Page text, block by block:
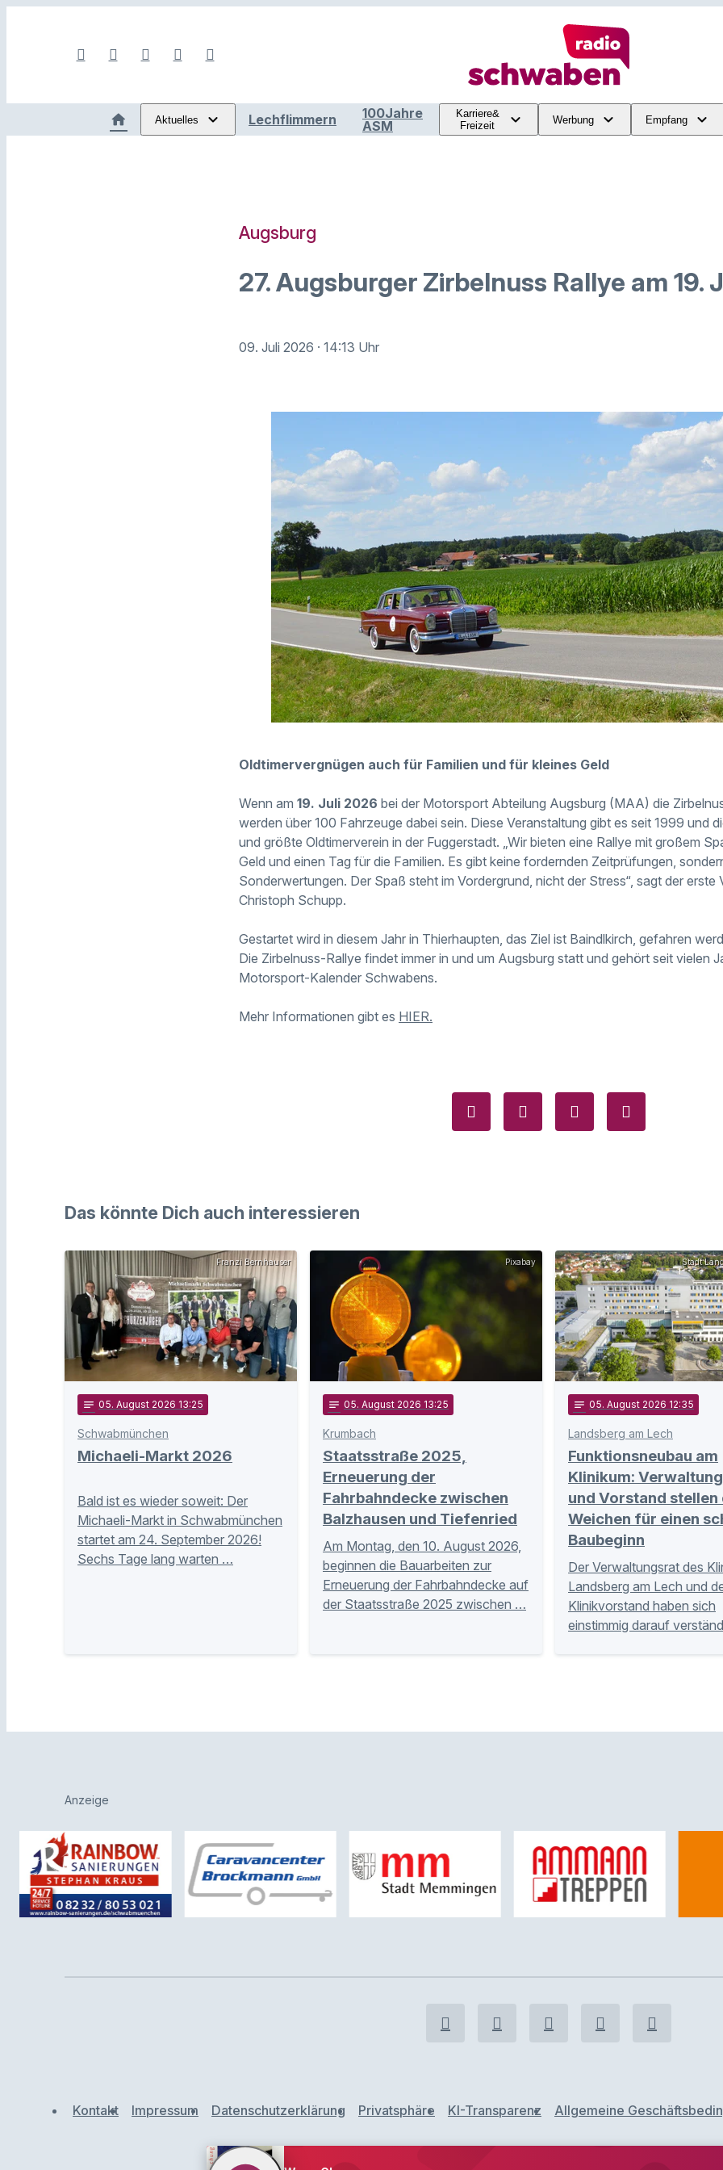
Aktuelles Lechflimmern
100Jahre
ASM
Karriere&
Freizeit
Werbung Empfang
Augsburg
27. Augsburger Zirbelnuss Rallye am 19.
09. Juli 2026 · 14:13 Uhr
Oldtimervergnügen auch für Familien und für kleines Geld
Wenn am 19. Juli 2026 bei der Motorsport Abteilung Augsburg (MAA) die
werden über 100 Fahrzeuge dabei sein. Diese Veranstaltung gibt es seit 1999 und
und größte Oldtimerverein in der Fuggerstadt. „Wir bieten eine Rallye mit großem
Geld und einen Tag für die Familien. Es gibt keine fordernden Zeitprüfungen,
Sonderwertungen. Der Spaß steht im Vordergrund, nicht der Stress“, sagt der erste
Christoph Schupp.
Gestartet wird in diesem Jahr in Thierhaupten, das Ziel ist Baindlkirch, gefahren
Die Zirbelnuss-Rallye findet immer in und um Augsburg statt und gehört seit vielen
Motorsport-Kalender Schwabens.
Mehr Informationen gibt es HIER.
Das könnte Dich auch interessieren
Franzi Bernhauser
notes 05. August 2026 13:25
Schwabmünchen
Michaeli-Markt 2026
Bald ist es wieder soweit: Der
Michaeli-Markt in Schwabmünchen
startet am 24. September 2026!
Sechs Tage lang warten …
Pixabay
notes 05. August 2026 13:25
Krumbach
Staatsstraße 2025,
Erneuerung der
Fahrbahndecke zwischen
Balzhausen und Tiefenried
Am Montag, den 10. August 2026,
beginnen die Bauarbeiten zur
Erneuerung der Fahrbahndecke auf
der Staatsstraße 2025 zwischen …
Stadt
notes 05. August 2026 12:35
Landsberg am Lech
Funktionsneubau am
Klinikum:
und Vorstand stellen
Weichen für einen
Baubeginn
Der Verwaltungsrat des
Landsberg am Lech und
Klinikvorstand haben sich
einstimmig darauf
Anzeige
Kontakt Impressum Datenschutzerklärung Privatsphäre KI-Transparenz Allgemeine